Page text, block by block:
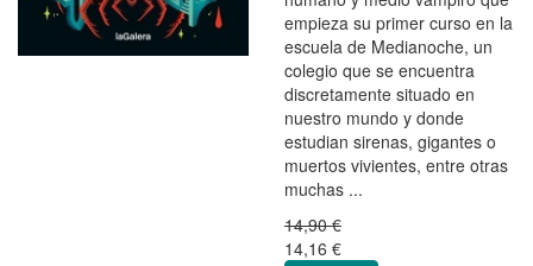
empieza su primer curso en la
escuela de Medianoche, un
colegio que se encuentra
discretamente situado en
nuestro mundo y donde
estudian sirenas, gigantes o
muertos vivientes, entre otras
muchas ...
14,90 €
14,16 €